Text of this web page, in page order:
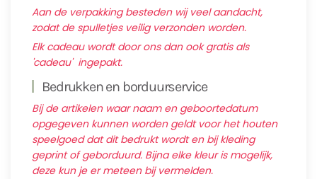
Aan de verpakking besteden wij veel aandacht,
zodat de spulletjes veilig verzonden worden.
Elk cadeau wordt door ons dan ook gratis als
'cadeau' ingepakt.
Bedrukken en borduurservice
Bij de artikelen waar naam en geboortedatum
opgegeven kunnen worden geldt voor het houten
speelgoed dat dit bedrukt wordt en bij kleding
geprint of geborduurd. Bijna elke kleur is mogelijk,
deze kun je er meteen bij vermelden.